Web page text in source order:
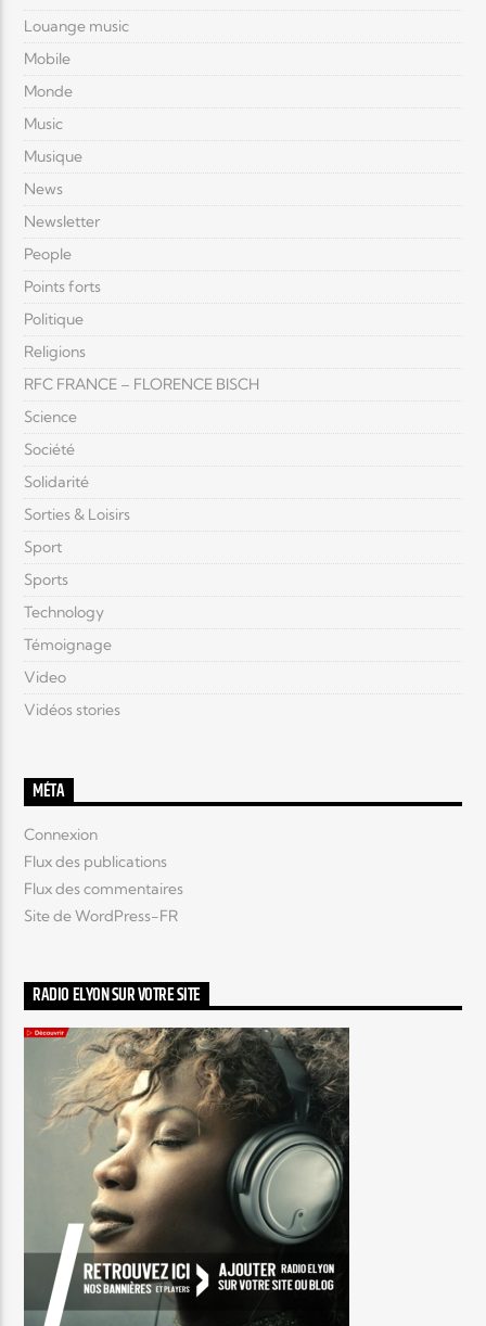
Louange music
Mobile
Monde
Music
Musique
News
Newsletter
People
Points forts
Politique
Religions
RFC FRANCE – FLORENCE BISCH
Science
Société
Solidarité
Sorties & Loisirs
Sport
Sports
Technology
Témoignage
Video
Vidéos stories
MÉTA
Connexion
Flux des publications
Flux des commentaires
Site de WordPress-FR
RADIO ELYON SUR VOTRE SITE